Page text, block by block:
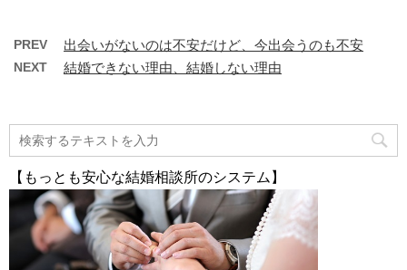
PREV 出会いがないのは不安だけど、今出会うのも不安
NEXT 結婚できない理由、結婚しない理由
【もっとも安心な結婚相談所のシステム】